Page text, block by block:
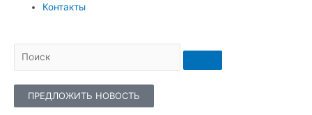
Контакты
ПРЕДЛОЖИТЬ НОВОСТЬ